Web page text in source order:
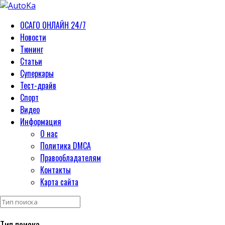
ОСАГО ОНЛАЙН 24/7
Новости
Тюнинг
Статьи
Суперкары
Тест-драйв
Спорт
Видео
Информация
О нас
Политика DMCA
Правообладателям
Контакты
Карта сайта